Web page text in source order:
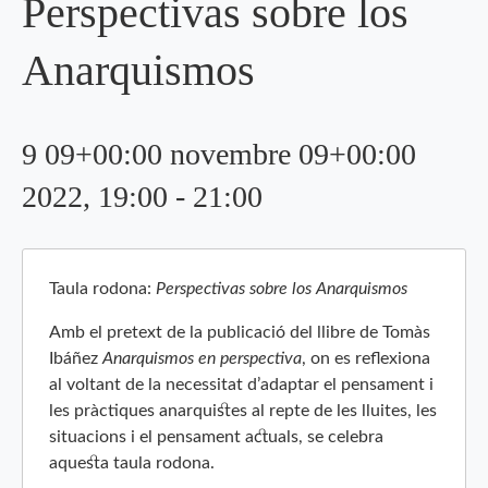
Perspectivas sobre los
Anarquismos
9 09+00:00 novembre 09+00:00
2022, 19:00 - 21:00
Taula rodona: Perspectivas sobre los Anarquismos
Amb el pretext de la publicació del llibre de Tomàs
IbáñezAnarquismos en perspectiva, on es reflexiona
al voltant de la necessitat d’adaptar el pensament i
les pràctiques anarquistes al repte de les lluites, les
situacions i el pensament actuals, se celebra
aquesta taula rodona.